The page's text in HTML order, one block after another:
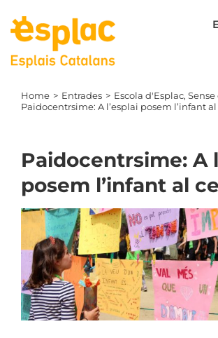
content
Home Entrades Escola d'Esplac
Paidocentrsime: A l’esplai posem l’infant
Paidocentrsime: A
posem l’infant al
View
Larger
Image